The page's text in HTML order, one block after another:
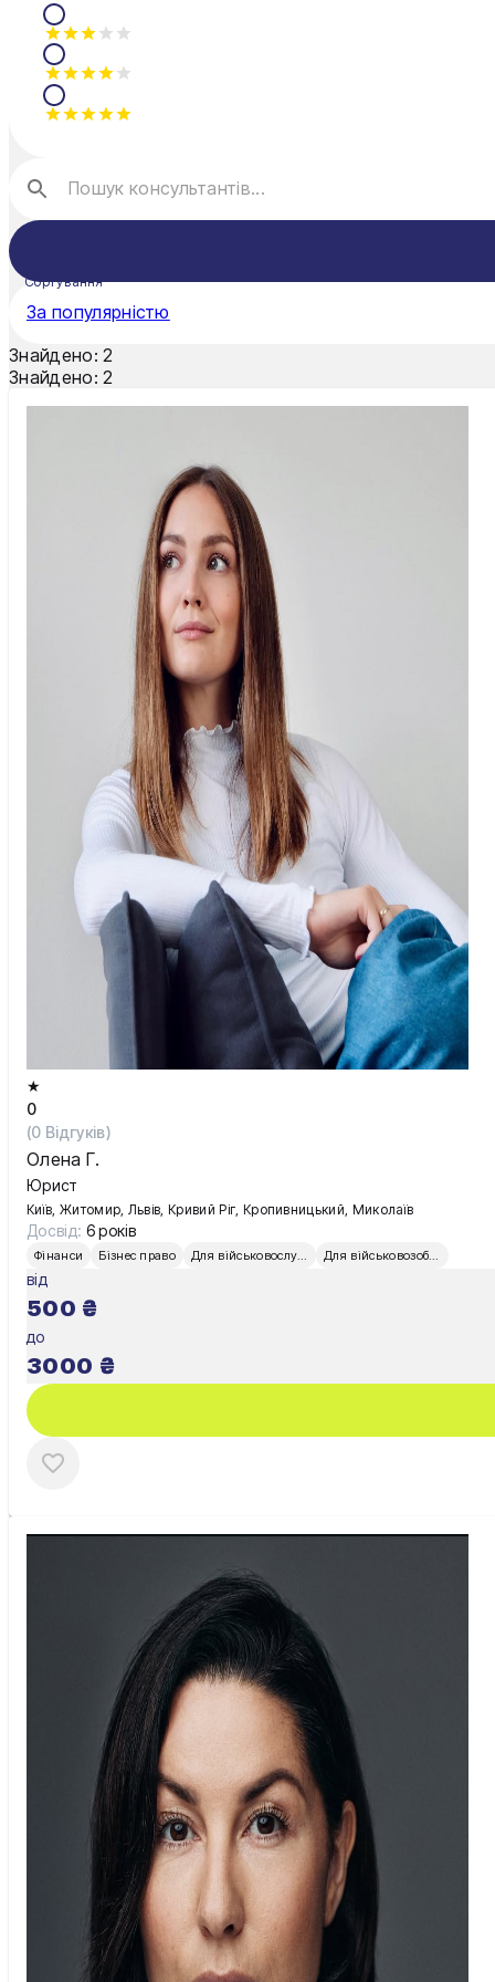
Сортування
За популярністю
Знайдено: 2
Знайдено: 2
★
0
(0 Відгуків)
Олена Г.
Юрист
Київ, Житомир, Львів, Кривий Ріг, Кропивницький, Миколаїв
Досвід: 6 років
Фінанси Бізнес право
від
500 ₴
до
3000 ₴